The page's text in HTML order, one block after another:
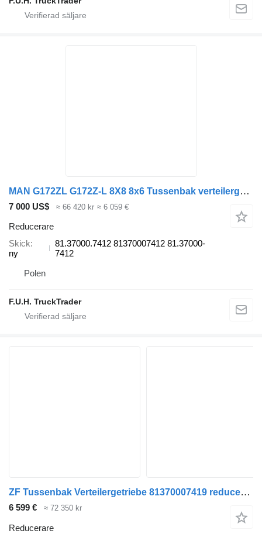
MAN G172ZL G172Z-L 8X8 8x6 Tussenbak verteilergetriebe 81.37000.7412 reducerare till MAN TGA TGS 8x8 8x6 dragbil
7 000 US$ ≈ 66 420 kr ≈ 6 059 €
Reducerare
Skick
ny
81.37000.7412 81370007412 81.37000-
7412
Polen
F.U.H. TruckTrader
ZF Tussenbak Verteilergetriebe 81370007419 reducerare till MAN TGS 41.440 41.480 lastbil
6 599 € ≈ 72 350 kr
Reducerare